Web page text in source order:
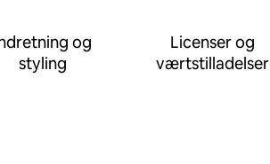
og
styling
Licenser og
værtstilladelser